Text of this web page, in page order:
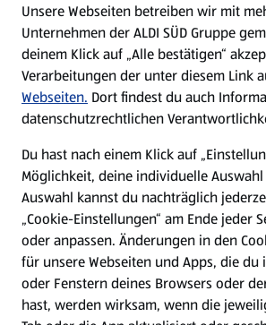
Nachhaltigkeit
Karriere
Presse
Hilfe & Kontakt
(öffnet in einem neuen Tab)
Unternehmen
Folge uns hier:
Unsere Webseiten betreiben wir mit
Unternehmen der ALDI SÜD Gruppe
deinem Klick auf „Alle bestätigen“
Verarbeitungen der unter diesem Link
Webseiten. Dort findest du auch
datenschutzrechtlichen
Du hast nach einem Klick auf
Möglichkeit, deine individuelle
Auswahl kannst du nachträglich
„Cookie-Einstellungen“ am Ende jeder
oder anpassen. Änderungen in den
für unsere Webseiten und Apps, die du
oder Fenstern deines Browsers oder
hast, werden wirksam, wenn die